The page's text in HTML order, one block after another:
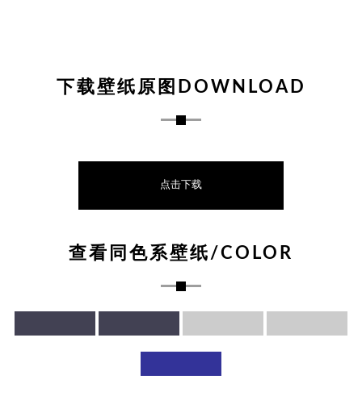
下载壁纸原图DOWNLOAD
点击下载
查看同色系壁纸/COLOR